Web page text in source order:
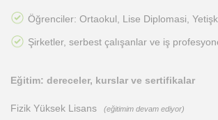
Öğrenciler: Ortaokul, Lise Diplomasi,
Şirketler, serbest çalışanlar ve iş
Eğitim: dereceler, kurslar ve sertifikalar
Fizik Yüksek Lisans (eğitimim devam ediyor)